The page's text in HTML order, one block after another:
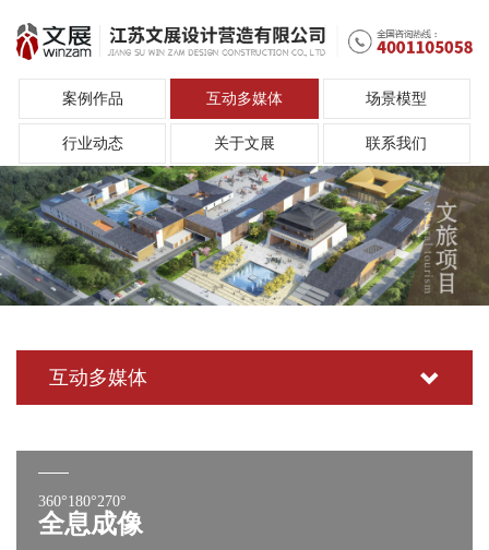
案例作品 互动多媒体 场景模型
行业动态 关于文展 联系我们
互动多媒体
360°180°270°
全息成像